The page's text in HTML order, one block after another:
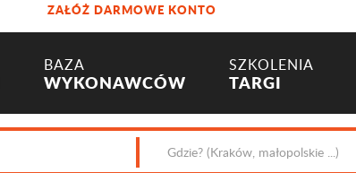
ZAŁÓŻ DARMOWE KONTO
BAZA
WYKONAWCÓW
SZKOLENIA
TARGI